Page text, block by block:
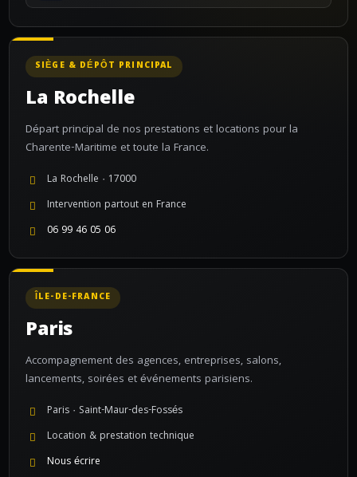
SIÈGE & DÉPÔT PRINCIPAL
La Rochelle
Départ principal de nos prestations et locations pour la
Charente-Maritime et toute la France.
La Rochelle · 17000
Intervention partout en France
06 99 46 05 06
ÎLE-DE-FRANCE
Paris
Accompagnement des agences, entreprises, salons,
lancements, soirées et événements parisiens.
Paris · Saint-Maur-des-Fossés
Location & prestation technique
Nous écrire